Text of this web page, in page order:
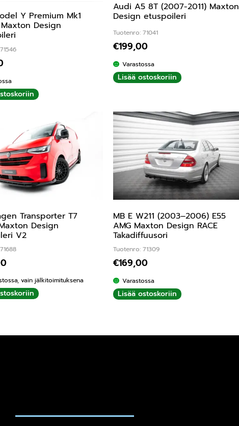
Y Premium Mk1
Design
Audi A5 8T (2007-2011) Maxton
Design etuspoileri
Tuotenro: 71041
€199,00
Varastossa
Lisää ostoskoriin
Transporter T7
Design
V2
vain jälkitoimituksena
MB E W211 (2003–2006) E55
AMG Maxton Design RACE
Takadiffuusori
Tuotenro: 71309
€169,00
Varastossa
Lisää ostoskoriin